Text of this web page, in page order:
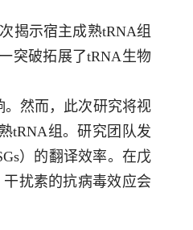
揭示宿主成熟tRNA组
突破拓展了tRNA生物
然而，此次研究将视
tRNA组。研究团队发
）的翻译效率。在戊
扰素的抗病毒效应会